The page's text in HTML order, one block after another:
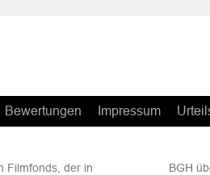
Bewertungen Impressum
Filmfonds, der in
BGH